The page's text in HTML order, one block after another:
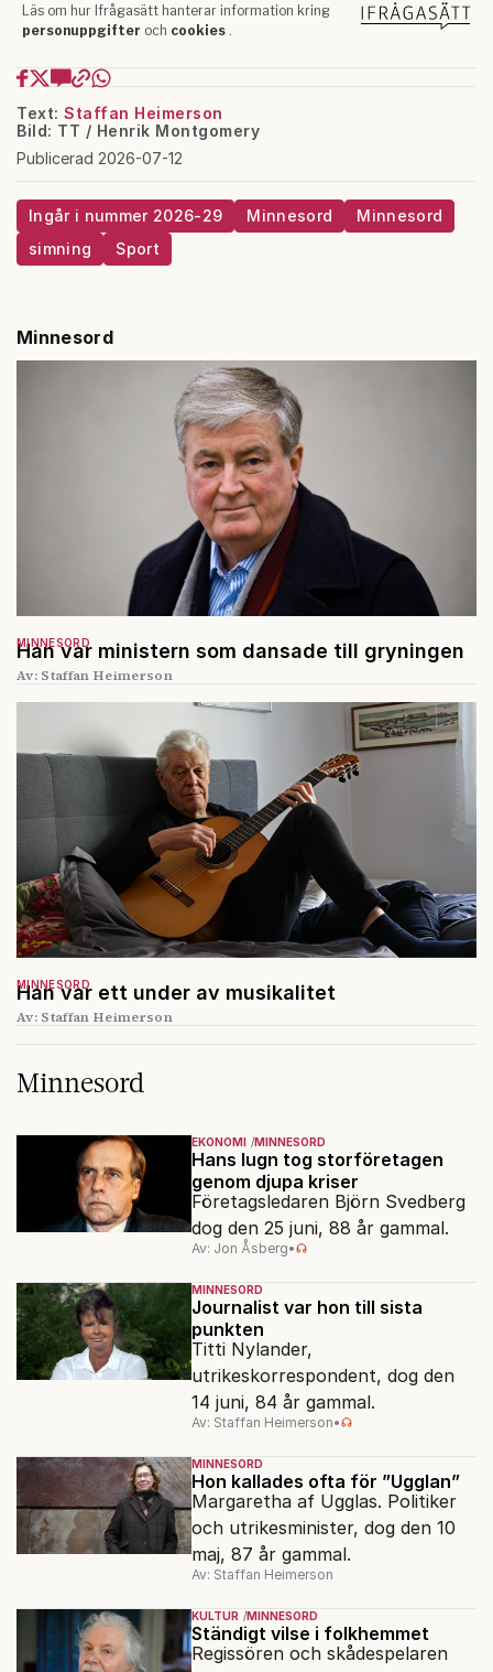
Text: Staffan Heimerson
Bild: TT / Henrik Montgomery
Publicerad 2026-07-12
Ingår i nummer 2026-29 Minnesord
Minnesord
simning
Sport
Minnesord
Han var ministern som dansade till gryningen
MINNESORD
Av: Staffan Heimerson
Han var ett under av musikalitet
MINNESORD
Av: Staffan Heimerson
Minnesord
EKONOMI MINNESORD
Hans lugn tog storföretagen
genom djupa kriser
Företagsledaren Björn Svedberg
dog den 25 juni, 88 år gammal.
Av: Jon Åsberg•
MINNESORD
Journalist var hon till sista
punkten
Titti Nylander,
utrikeskorrespondent, dog den
14 juni, 84 år gammal.
Av: Staffan Heimerson•
MINNESORD
Hon kallades ofta för ”Ugglan”
Margaretha af Ugglas. Politiker
och utrikesminister, dog den 10
maj, 87 år gammal.
Av: Staffan Heimerson
KULTUR MINNESORD
Ständigt vilse i folkhemmet
Regissören och skådespelaren